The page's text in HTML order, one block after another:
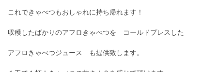
これできゃべつもおしゃれに持ち帰れます！
収穫したばかりのアフロきゃべつを コールドプレスした
アフロきゃべつジュース も提供致します。